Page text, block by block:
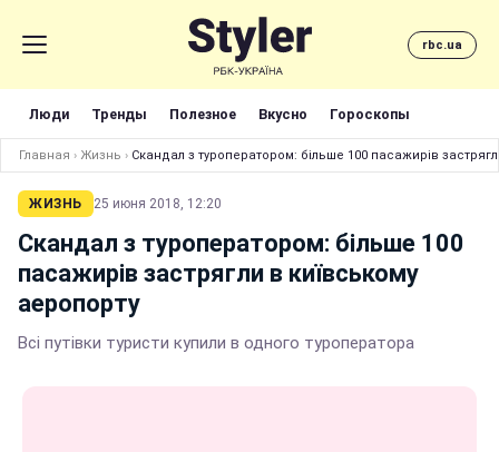
rbc.ua
Люди Тренды Полезное Вкусно Гороскопы
Главная › Жизнь › Скандал з туроператором: більше 100 пасажирів
ЖИЗНЬ 25 июня 2018, 12:20
Скандал з туроператором: більше 100
пасажирів застрягли в київському
аеропорту
Всі путівки туристи купили в одного туроператора